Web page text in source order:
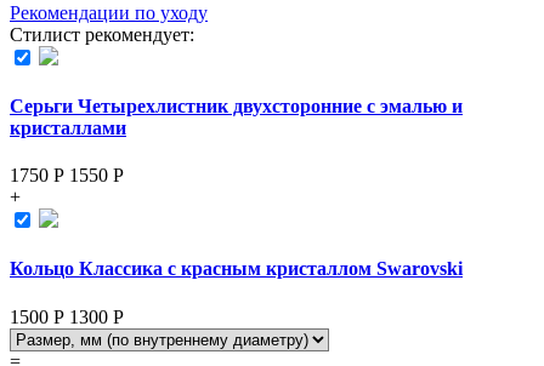
Рекомендации по уходу
Стилист рекомендует:
Серьги Четырехлистник двухсторонние с эмалью и
кристаллами
1750 Р 1550 Р
+
Кольцо Классика с красным кристаллом Swarovski
1500 Р 1300 Р
=